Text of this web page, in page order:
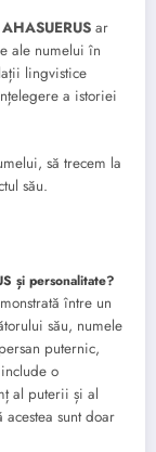
ar
ale numelui în
lingvistice
a istoriei
să trecem la
său.
și personalitate?
între un
său, numele
puternic,
o
al puterii și al
sunt doar